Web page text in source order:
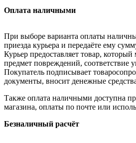
Оплата наличными
При выборе варианта оплаты
приезда курьера и передаёте ему
Курьер предоставляет товар,
предмет повреждений, соответствие
Покупатель подписывает
документы, вносит денежные
Также оплата наличными доступна
магазина, оплаты по почте или
Безналичный расчёт